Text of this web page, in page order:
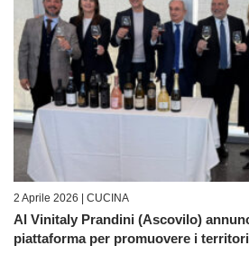
2 Aprile 2026 | CUCINA
Al Vinitaly Prandini (Ascovilo)
piattaforma per promuovere i territori